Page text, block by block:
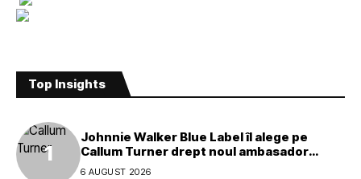
Top Insights
Johnnie Walker Blue Label îl alege pe
Callum Turner drept noul ambasador
global al mărcii
6 AUGUST 2026